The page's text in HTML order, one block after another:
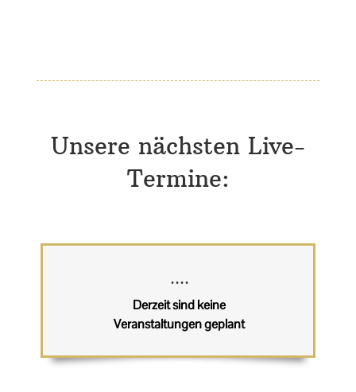
Unsere nächsten Live-
Termine:
....
Derzeit sind keine
Veranstaltungen geplant